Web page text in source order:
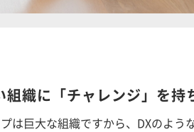
組織に「チャレンジ」を持
は巨大な組織ですから、DXのよう